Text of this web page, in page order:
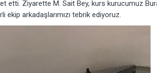
etti. Ziyarette M. Sait Bey, kurs kurucumuz
ekip arkadaşlarımızı tebrik ediyoruz.